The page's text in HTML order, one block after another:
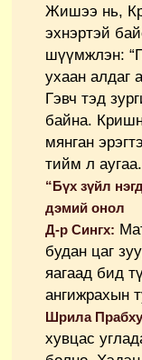
Жишээ нь,
эхнэртэй
шүүмжлэн:
ухаан алдаг
Гэвч тэд
байна.
мянган
тийм л аугаа.
“Бүх зүйл
дэмий онол
Д-р Сингх:
будан цаг
яагаад бид
ангижрахын
Шрила
хувцас